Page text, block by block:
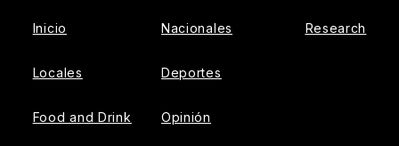
Inicio
Locales
Food and Drink
Nacionales
Deportes
Opinión
Research